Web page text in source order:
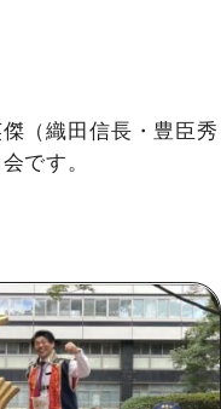
（織田信長・豊臣秀
です。